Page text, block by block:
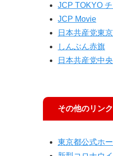
JCP TOKYO
JCP Movie
日本共産党東
しんぶん赤旗
日本共産党中
その他のリンク
東京都公式ホ